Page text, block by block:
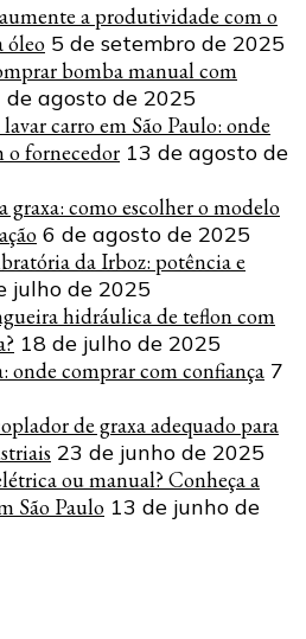
a produtividade com o
óleo 5 de setembro de 2025
bomba manual com
de agosto de 2025
carro em São Paulo: onde
o fornecedor 13 de agosto de
graxa: como escolher o modelo
6 de agosto de 2025
da Irboz: potência e
julho de 2025
hidráulica de teflon com
18 de julho de 2025
onde comprar com confiança 7
de graxa adequado para
23 de junho de 2025
ou manual? Conheça a
São Paulo 13 de junho de